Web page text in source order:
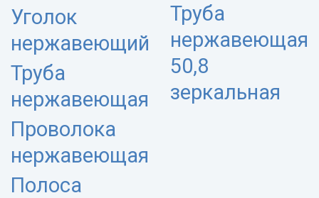
Уголок
нержавеющий
Труба
нержавеющая
Проволока
нержавеющая
Полоса
Труба
нержавеющая
50,8
зеркальная